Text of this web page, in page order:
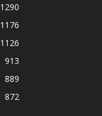
1290
1176
1126
913
889
872